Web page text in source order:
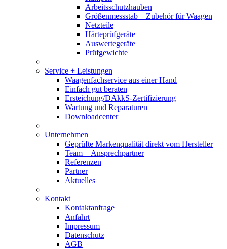
Arbeitsschutzhauben
Größenmessstab – Zubehör für Waagen
Netzteile
Härteprüfgeräte
Auswertegeräte
Prüfgewichte
Service + Leistungen
Waagenfachservice aus einer Hand
Einfach gut beraten
Ersteichung/DAkkS-Zertifizierung
Wartung und Reparaturen
Downloadcenter
Unternehmen
Geprüfte Markenqualität direkt vom Hersteller
Team + Ansprechpartner
Referenzen
Partner
Aktuelles
Kontakt
Kontaktanfrage
Anfahrt
Impressum
Datenschutz
AGB